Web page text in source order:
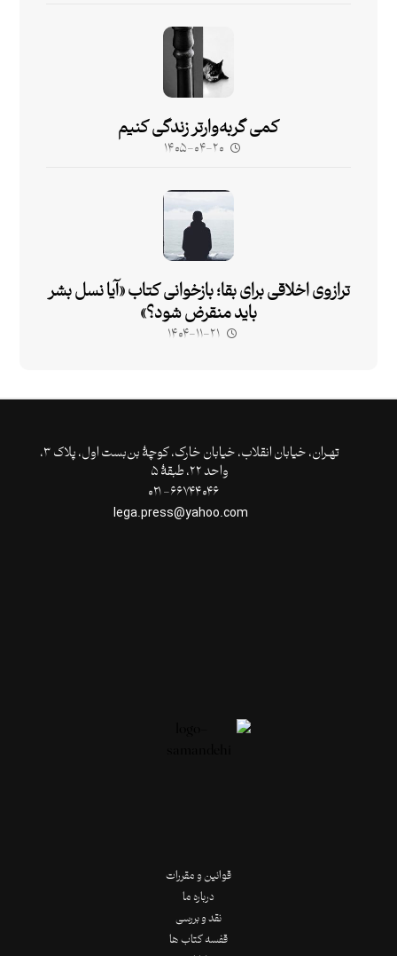
کمی گربه‌وارتر زندگی کنیم
۱۴۰۵-۰۴-۲۰
ترازوی اخلاقی برای بقا؛ بازخوانی کتاب «آیا نسل بشر
باید منقرض شود؟»
۱۴۰۴-۱۱-۲۱
تهـران،‌ خیابان انقلاب، خیابان خارک، کوچۀ بن‌بست اول، پلاک ۳،
واحد ۲۲، طبقۀ ۵
قوانین و مقررات
درباره ما
نقد و بررسی
قفسه کتاب ها